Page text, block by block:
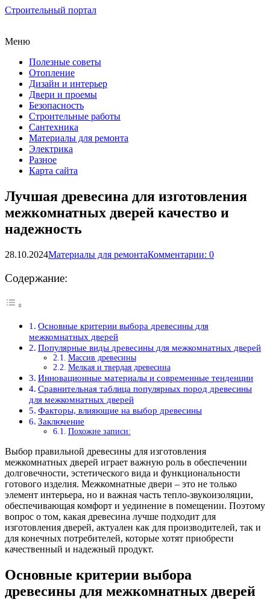
Строительный портал
Меню
Полезные советы
Отопление
Дизайн и интерьер
Двери и проемы
Безопасность
Строительные работы
Сантехника
Материалы для ремонта
Электрика
Разное
Карта сайта
Лучшая древесина для изготовления
межкомнатных дверей качество и
надежность
28.10.2024Материалы для ремонтаКомментарии: 0
Содержание:
Основные критерии выбора древесины для
межкомнатных дверей
Популярные виды древесины для межкомнатных дверей
Массив древесины
Мелкая и твердая древесина
Инновационные материалы и современные тенденции
Сравнительная таблица популярных пород древесины
для межкомнатных дверей
Факторы, влияющие на выбор древесины
Заключение
Похожие записи:
Выбор правильной древесины для изготовления
межкомнатных дверей играет важную роль в обеспечении
долговечности, эстетического вида и функциональности
готового изделия. Межкомнатные двери – это не только
элемент интерьера, но и важная часть тепло-звукоизоляции,
обеспечивающая комфорт и уединение в помещении. Поэтому
вопрос о том, какая древесина лучше подходит для
изготовления дверей, актуален как для производителей, так и
для конечных потребителей, которые хотят приобрести
качественный и надежный продукт.
Основные критерии выбора
древесины для межкомнатных дверей